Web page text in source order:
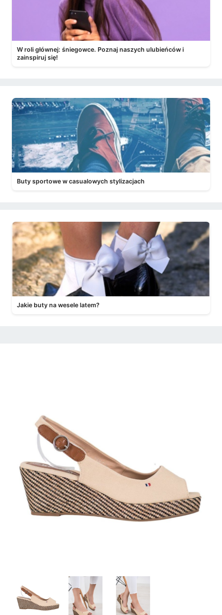
W roli głównej: śniegowce. Poznaj naszych ulubieńców i
zainspiruj się!
Buty sportowe w casualowych stylizacjach
Jakie buty na wesele latem?